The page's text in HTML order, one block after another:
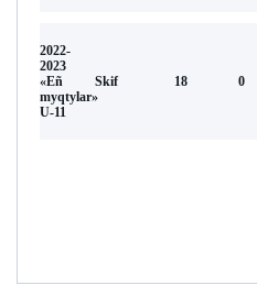
2022-
2023
«Eñ
myqtylar»
U-11
Skif 18 0